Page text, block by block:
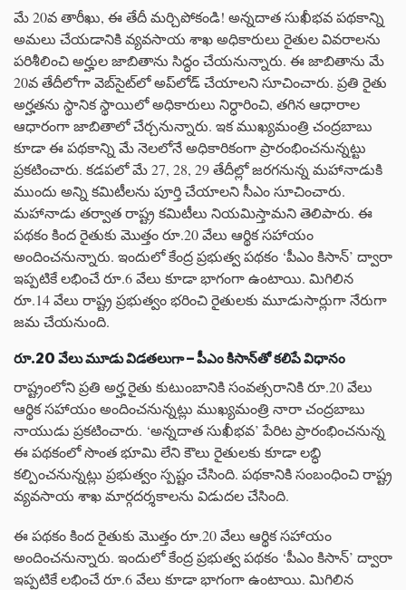
మే 20వ తారీఖు, ఈ తేదీ మర్చిపోకండి! అన్నదాత సుఖీభవ పథకాన్ని
అమలు చేయడానికి వ్యవసాయ శాఖ అధికారులు రైతుల వివరాలను
పరిశీలించి అర్హుల జాబితాను సిద్ధం చేయనున్నారు. ఈ జాబితాను మే
20వ తేదీలోగా వెబ్‌సైట్‌లో అప్‌లోడ్ చేయాలని సూచించారు. ప్రతి రైతు
అర్హతను స్థానిక స్థాయిలో అధికారులు నిర్ధారించి, తగిన ఆధారాల
ఆధారంగా జాబితాలో చేర్చనున్నారు. ఇక ముఖ్యమంత్రి చంద్రబాబు
కూడా ఈ పథకాన్ని మే నెలలోనే అధికారికంగా ప్రారంభించనున్నట్టు
ప్రకటించారు. కడపలో మే 27, 28, 29 తేదీల్లో జరగనున్న మహానాడుకి
ముందు అన్ని కమిటీలను పూర్తి చేయాలని సీఎం సూచించారు.
మహానాడు తర్వాత రాష్ట్ర కమిటీలు నియమిస్తామని తెలిపారు. ఈ
పథకం కింద రైతుకు మొత్తం రూ.20 వేలు ఆర్థిక సహాయం
అందించనున్నారు. ఇందులో కేంద్ర ప్రభుత్వ పథకం ‘పీఎం కిసాన్’ ద్వారా
ఇప్పటికే లభించే రూ.6 వేలు కూడా భాగంగా ఉంటాయి. మిగిలిన
రూ.14 వేలు రాష్ట్ర ప్రభుత్వం భరించి రైతులకు మూడుసార్లుగా నేరుగా
జమ చేయనుంది.
రూ.20 వేలు మూడు విడతలుగా – పీఎం కిసాన్‌తో కలిపే విధానం
రాష్ట్రంలోని ప్రతి అర్హ రైతు కుటుంబానికి సంవత్సరానికి రూ.20 వేలు
ఆర్థిక సహాయం అందించనున్నట్లు ముఖ్యమంత్రి నారా చంద్రబాబు
నాయుడు ప్రకటించారు. ‘అన్నదాత సుఖీభవ’ పేరిట ప్రారంభించనున్న
ఈ పథకంలో సొంత భూమి లేని కౌలు రైతులకు కూడా లబ్ధి
కల్పించనున్నట్లు ప్రభుత్వం స్పష్టం చేసింది. పథకానికి సంబంధించి రాష్ట్ర
వ్యవసాయ శాఖ మార్గదర్శకాలను విడుదల చేసింది.
ఈ పథకం కింద రైతుకు మొత్తం రూ.20 వేలు ఆర్థిక సహాయం
అందించనున్నారు. ఇందులో కేంద్ర ప్రభుత్వ పథకం ‘పీఎం కిసాన్’ ద్వారా
ఇప్పటికే లభించే రూ.6 వేలు కూడా భాగంగా ఉంటాయి. మిగిలిన